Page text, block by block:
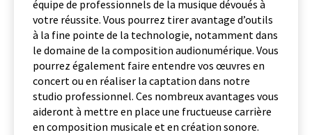
équipe de professionnels de la musique dévoués à
votre réussite. Vous pourrez tirer avantage d’outils
à la fine pointe de la technologie, notamment dans
le domaine de la composition audionumérique. Vous
pourrez également faire entendre vos œuvres en
concert ou en réaliser la captation dans notre
studio professionnel. Ces nombreux avantages vous
aideront à mettre en place une fructueuse carrière
en composition musicale et en création sonore.